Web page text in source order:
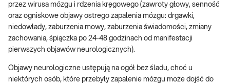
przez wirusa mózgu i rdzenia kręgowego (zawroty głowy, senność
oraz ogniskowe objawy ostrego zapalenia mózgu: drgawki,
niedowłady, zaburzenia mowy, zaburzenia świadomości, zmiany
zachowania, śpiączka po 24-48 godzinach od manifestacji
pierwszych objawów neurologicznych).
Objawy neurologiczne ustępują na ogół bez śladu, choć u
niektórych osób, które przebyły zapalenie mózgu może dojść do